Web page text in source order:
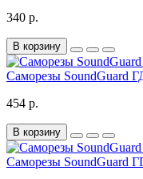
340 р.
В корзину
Саморезы SoundGuard
454 р.
В корзину
Саморезы SoundGuard